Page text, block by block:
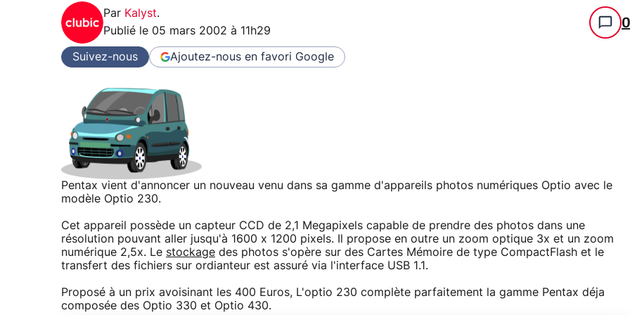
Par Kalyst.
Publié le 05 mars 2002 à 11h29 0
Suivez-nous Ajoutez-nous en favori Google
Pentax vient d'annoncer un nouveau venu dans sa gamme d'appareils photos numériques Optio avec le
modèle Optio 230.
Cet appareil possède un capteur CCD de 2,1 Megapixels capable de prendre des photos dans une
résolution pouvant aller jusqu'à 1600 x 1200 pixels. Il propose en outre un zoom optique 3x et un zoom
numérique 2,5x. Le stockage des photos s'opère sur des Cartes Mémoire de type CompactFlash et le
transfert des fichiers sur ordianteur est assuré via l'interface USB 1.1.
Proposé à un prix avoisinant les 400 Euros, L'optio 230 complète parfaitement la gamme Pentax déja
composée des Optio 330 et Optio 430.